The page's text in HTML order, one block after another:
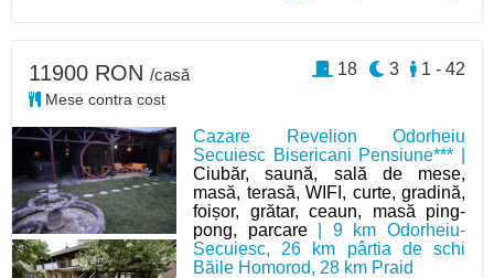
Cazare Revelion Odorheiu
Secuiesc Bisericani Pensiune*** |
Ciubăr, saună, sală de mese,
masă, terasă, WIFI, curte, gradină,
foișor, grătar, ceaun, masă ping-
pong, parcare| 9 km Odorheiu-
Secuiesc, 26 km pârtia de schi
Băile Homorod, 28 km Praid
11900 RON /casă
Mese contra cost
1 - 42
3
18